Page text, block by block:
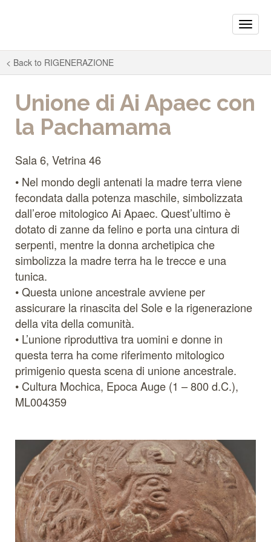
Toggle
< Back to RIGENERAZIONE
Unione di Ai Apaec con
la Pachamama
Sala 6, Vetrina 46
• Nel mondo degli antenati la madre terra viene
fecondata dalla potenza maschile, simbolizzata
dall’eroe mitologico Ai Apaec. Quest’ultimo è
dotato di zanne da felino e porta una cintura di
serpenti, mentre la donna archetipica che
simbolizza la madre terra ha le trecce e una
tunica.
• Questa unione ancestrale avviene per
assicurare la rinascita del Sole e la rigenerazione
della vita della comunità.
• L’unione riproduttiva tra uomini e donne in
questa terra ha come riferimento mitologico
primigenio questa scena di unione ancestrale.
• Cultura Mochica, Epoca Auge (1 – 800 d.C.),
ML004359